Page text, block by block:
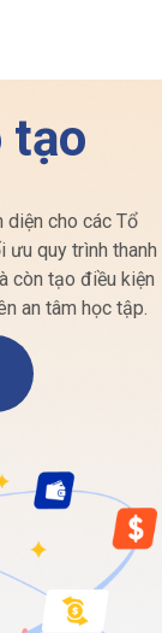
tạo
diện cho các Tổ
quy trình thanh
còn tạo điều kiện
an tâm học tập.